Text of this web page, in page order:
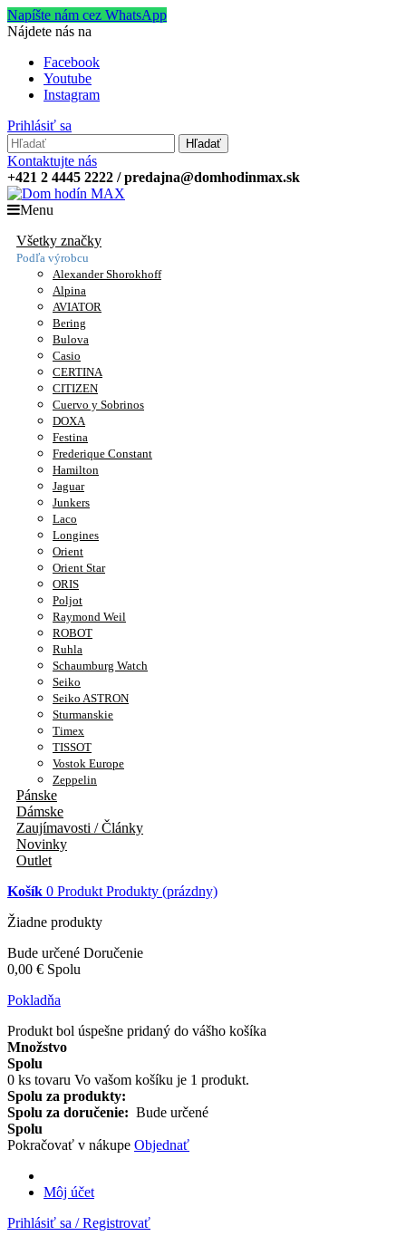
Napíšte nám cez WhatsApp
Nájdete nás na
Facebook
Youtube
Instagram
Prihlásiť sa
Hľadať
Kontaktujte nás
+421 2 4445 2222 / predajna@domhodinmax.sk
Menu
Všetky značky
Podľa výrobcu
Alexander Shorokhoff
Alpina
AVIATOR
Bering
Bulova
Casio
CERTINA
CITIZEN
Cuervo y Sobrinos
DOXA
Festina
Frederique Constant
Hamilton
Jaguar
Junkers
Laco
Longines
Orient
Orient Star
ORIS
Poljot
Raymond Weil
ROBOT
Ruhla
Schaumburg Watch
Seiko
Seiko ASTRON
Sturmanskie
Timex
TISSOT
Vostok Europe
Zeppelin
Pánske
Dámske
Zaujímavosti / Články
Novinky
Outlet
Košík 0 Produkt Produkty (prázdny)
Žiadne produkty
Bude určené Doručenie
0,00 € Spolu
Pokladňa
Produkt bol úspešne pridaný do vášho košíka
Množstvo
Spolu
0 ks tovaru Vo vašom košíku je 1 produkt.
Spolu za produkty:
Spolu za doručenie: Bude určené
Spolu
Pokračovať v nákupe Objednať
Môj účet
Prihlásiť sa / Registrovať